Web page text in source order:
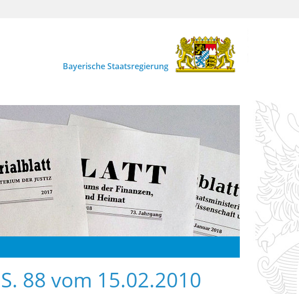
Bayerische Staatsregierung
88 vom 15.02.2010